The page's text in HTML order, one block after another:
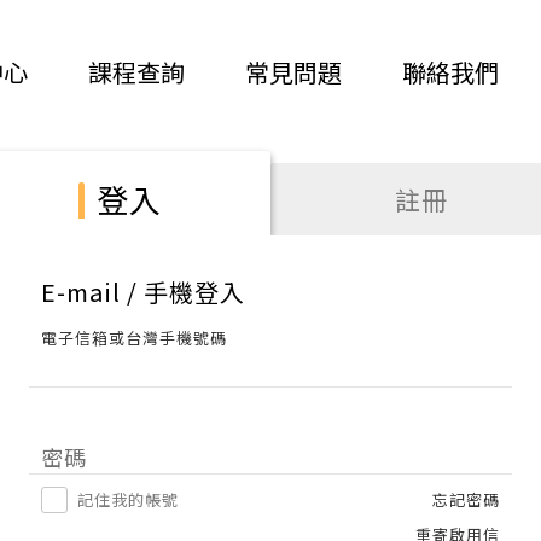
課程查詢 常見問題 聯絡我們
登入 註冊
E-mail / 手機登入
電子信箱或台灣手機號碼
密碼
記住我的帳號
忘記密碼
重寄啟用信